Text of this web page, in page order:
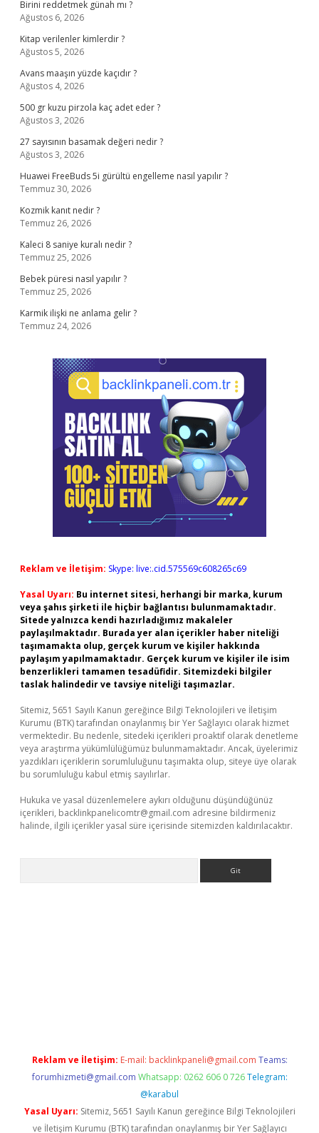
Birini reddetmek günah mı ?
Ağustos 6, 2026
Kitap verilenler kimlerdir ?
Ağustos 5, 2026
Avans maaşın yüzde kaçıdır ?
Ağustos 4, 2026
500 gr kuzu pirzola kaç adet eder ?
Ağustos 3, 2026
27 sayısının basamak değeri nedir ?
Ağustos 3, 2026
Huawei FreeBuds 5i gürültü engelleme nasıl yapılır ?
Temmuz 30, 2026
Kozmik kanıt nedir ?
Temmuz 26, 2026
Kaleci 8 saniye kuralı nedir ?
Temmuz 25, 2026
Bebek püresi nasıl yapılır ?
Temmuz 25, 2026
Karmik ilişki ne anlama gelir ?
Temmuz 24, 2026
Reklam ve İletişim: Skype: live:.cid.575569c608265c69
Yasal Uyarı: Bu internet sitesi, herhangi bir marka, kurum
veya şahıs şirketi ile hiçbir bağlantısı bulunmamaktadır.
Sitede yalnızca kendi hazırladığımız makaleler
paylaşılmaktadır. Burada yer alan içerikler haber niteliği
taşımamakta olup, gerçek kurum ve kişiler hakkında
paylaşım yapılmamaktadır. Gerçek kurum ve kişiler ile isim
benzerlikleri tamamen tesadüfidir. Sitemizdeki bilgiler
taslak halindedir ve tavsiye niteliği taşımazlar.
Sitemiz, 5651 Sayılı Kanun gereğince Bilgi Teknolojileri ve İletişim
Kurumu (BTK) tarafından onaylanmış bir Yer Sağlayıcı olarak hizmet
vermektedir. Bu nedenle, sitedeki içerikleri proaktif olarak denetleme
veya araştırma yükümlülüğümüz bulunmamaktadır. Ancak, üyelerimiz
yazdıkları içeriklerin sorumluluğunu taşımakta olup, siteye üye olarak
bu sorumluluğu kabul etmiş sayılırlar.
Hukuka ve yasal düzenlemelere aykırı olduğunu düşündüğünüz
içerikleri, backlinkpanelicomtr@gmail.com adresine bildirmeniz
halinde, ilgili içerikler yasal süre içerisinde sitemizden kaldırılacaktır.
Reklam ve İletişim: E-mail: backlinkpaneli@gmail.com Teams:
forumhizmeti@gmail.com Whatsapp: 0262 606 0 726 Telegram:
@karabul
Yasal Uyarı: Sitemiz, 5651 Sayılı Kanun gereğince Bilgi Teknolojileri
ve İletişim Kurumu (BTK) tarafından onaylanmış bir Yer Sağlayıcı